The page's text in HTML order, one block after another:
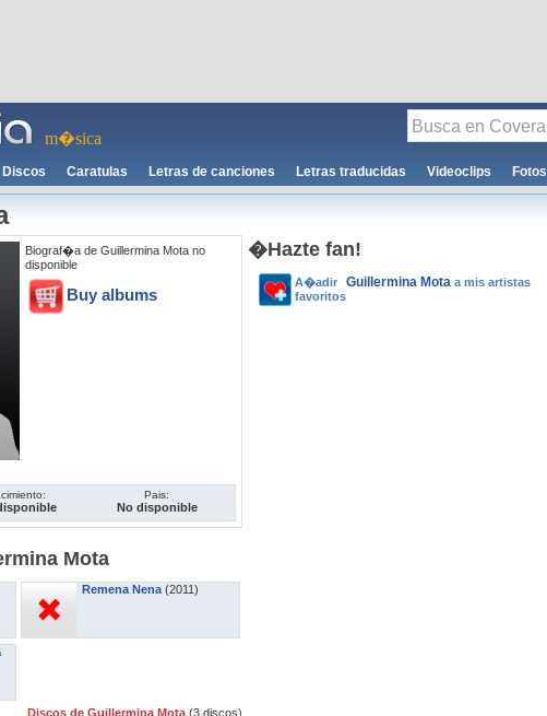
m�sica
Discos Caratulas Letras de canciones Letras traducidas Videoclips Fotos
Biograf�a de Guillermina Mota no
disponible
Buy albums
Pais:
No disponible
Mota
Remena Nena (2011)
Discos de Guillermina Mota (3 discos)
�Hazte fan!
A�adir Guillermina Mota a mis artistas
favoritos